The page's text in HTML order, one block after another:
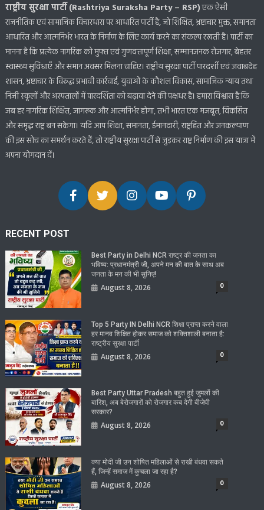
राष्ट्रीय सुरक्षा पार्टी (Rashtriya Suraksha Party – RSP)एक ऐसी
राजनीतिक एवं सामाजिक विचारधारा पर आधारित पार्टी है, जो शिक्षित, भ्रष्टाचार मुक्त, समानता
आधारित और आत्मनिर्भर भारत के निर्माण के लिए कार्य करने का संकल्प रखती है। पार्टी का
मानना है कि प्रत्येक नागरिक को मुफ्त एवं गुणवत्तापूर्ण शिक्षा, सम्मानजनक रोजगार, बेहतर
स्वास्थ्य सुविधाएँ और समान अवसर मिलना चाहिए। राष्ट्रीय सुरक्षा पार्टी पारदर्शी एवं जवाबदेह
शासन, भ्रष्टाचार के विरुद्ध प्रभावी कार्रवाई, युवाओं के कौशल विकास, सामाजिक न्याय तथा
निजी स्कूलों और अस्पतालों में पारदर्शिता को बढ़ावा देने की पक्षधर है। हमारा विश्वास है कि
जब हर नागरिक शिक्षित, जागरूक और आत्मनिर्भर होगा, तभी भारत एक मजबूत, विकसित
और समृद्ध राष्ट्र बन सकेगा। यदि आप शिक्षा, समानता, ईमानदारी, राष्ट्रहित और जनकल्याण
की इस सोच का समर्थन करते हैं, तो राष्ट्रीय सुरक्षा पार्टी से जुड़कर राष्ट्र निर्माण की इस यात्रा में
अपना योगदान दें।
RECENT POST
Best Party in Delhi NCR राष्ट्र की जनता का
भविष्य: प्रधानमंत्री जी, अपने मन की बात के साथ अब
जनता के मन की भी सुनिए!
August 8, 2026 0
Top 5 Party IN Delhi NCR शिक्षा प्राप्त करने वाला
हर मानव शिक्षित होकर समाज को शक्तिशाली बनाता है:
राष्ट्रीय सुरक्षा पार्टी
August 8, 2026 0
Best Party Uttar Pradesh बहुत हुई जुमलों की
बारिश, अब बेरोजगारों को रोजगार कब देगी बीजेपी
सरकार?
August 8, 2026 0
क्या मोदी जी उन शोषित महिलाओं से राखी बंधवा सकते
हैं, जिन्हें समाज में कुचला जा रहा है?
August 8, 2026 0